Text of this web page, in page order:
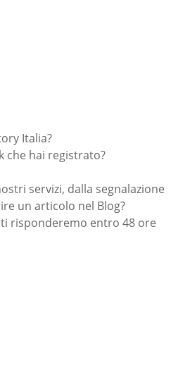
Italia?
che hai registrato?
servizi, dalla segnalazione
un articolo nel Blog?
risponderemo entro 48 ore